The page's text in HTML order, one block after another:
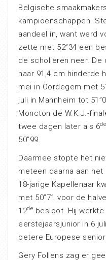
Belgische
kampioenschappen.
aandeel in, want werd
zette met 52”34 een
de scholieren neer. De
naar 91,4 cm hinderde
mei in Oordegem met
juli in Mannheim tot
Moncton de W.K.J.-
twee dagen later als 6de
50”99.
Daarmee stopte het
meteen daarna aan het
18-jarige Kapellenaar
met 50”71 voor de
12de besloot. Hij
eerstejaarsjunior in 6
betere Europese
Gery Follens zag er